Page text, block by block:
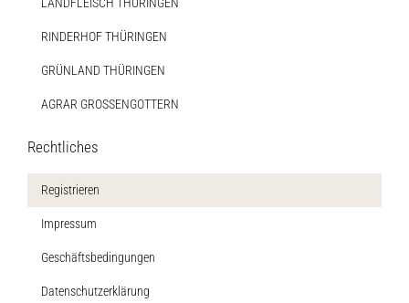
LANDFLEISCH THÜRINGEN
RINDERHOF THÜRINGEN
GRÜNLAND THÜRINGEN
AGRAR GROSSENGOTTERN
Rechtliches
Registrieren
Impressum
Geschäftsbedingungen
Datenschutzerklärung
Über uns